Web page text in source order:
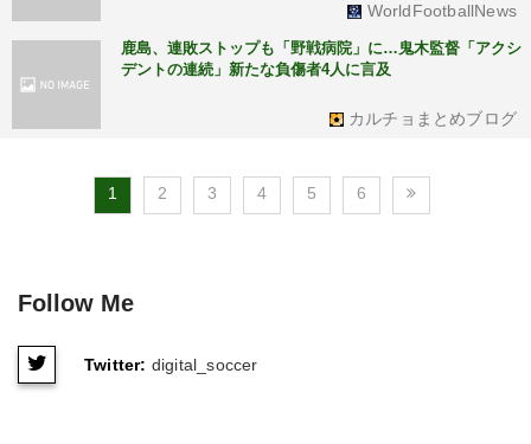
WorldFootballNews
鹿島、連敗ストップも「野戦病院」に…鬼木監督「アクシ
デントの連続」新たな負傷者4人に言及
カルチョまとめブログ
1 2 3 4 5 6
Follow Me
Twitter: digital_soccer